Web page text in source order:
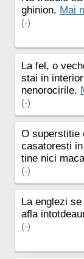
ghinion. Mai
(-)
La fel, o
stai in
nenorocirile.
(-)
O superstitie
casatoresti
tine nici
(-)
La englezi
afla
(-)